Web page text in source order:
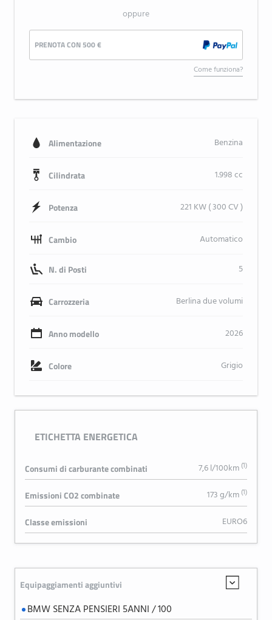
oppure
PRENOTA CON 500 €
Come funziona?
Alimentazione Benzina
Cilindrata 1.998 cc
Potenza 221 KW ( 300 CV )
Cambio Automatico
N. di Posti 5
Carrozzeria Berlina due volumi
Anno modello 2026
Colore Grigio
ETICHETTA ENERGETICA
Consumi di carburante combinati 7,6 l/100km (1)
Emissioni CO2 combinate 173 g/km (1)
Classe emissioni EURO6
Equipaggiamenti aggiuntivi
BMW SENZA PENSIERI 5ANNI / 100